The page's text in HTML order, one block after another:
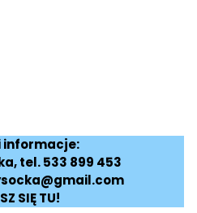
informacje:
tel. 533 899 453
SIĘ TU!